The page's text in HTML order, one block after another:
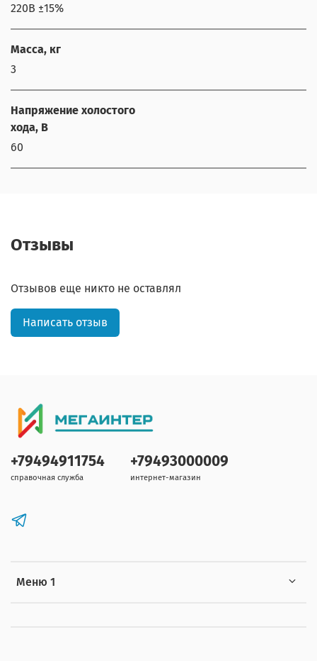
220В ±15%
Масса, кг
3
Напряжение холостого
хода, В
60
Отзывы
Отзывов еще никто не оставлял
Написать отзыв
Меню 1
+79494911754
справочная служба
+79493000009
интернет-магазин